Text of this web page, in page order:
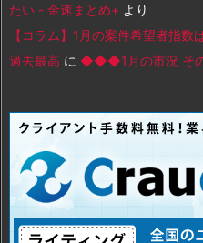
たい - 金速まとめ+ より
【コラム】1月の案件希望者指
過去最高 に ◆◆◆1月の市況 そ